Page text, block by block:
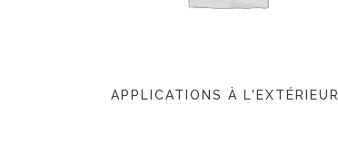
APPLICATIONS À L'EXTÉRIEUR